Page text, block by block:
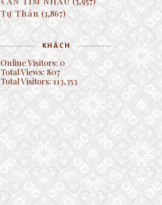
Tự Thán (3,867)
KHÁCH
Online Visitors: 0
Total Views: 807
Total Visitors:113,353